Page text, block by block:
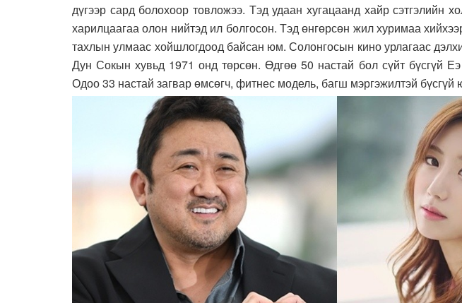
дүгээр сард болохоор товложээ. Тэд удаан хугацаанд хайр сэтгэлийн
харилцаагаа олон нийтэд ил болгосон. Тэд өнгөрсөн жил хуримаа
тахлын улмаас хойшлогдоод байсан юм. Солонгосын кино урлагаас
Дун Сокын хувьд 1971 онд төрсөн. Өдгөө 50 настай бол сүйт бүсгүй
Одоо 33 настай загвар өмсөгч, фитнес модель, багш мэргэжилтэй бүсгүй